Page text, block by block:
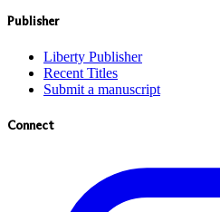
Publisher
Liberty Publisher
Recent Titles
Submit a manuscript
Connect